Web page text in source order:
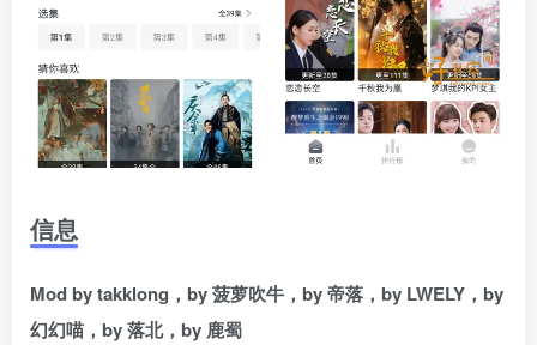
信息
Mod by takklong，by 菠萝吹牛，by 帝落，by LWELY，by
幻幻喵，by 落北，by 鹿蜀